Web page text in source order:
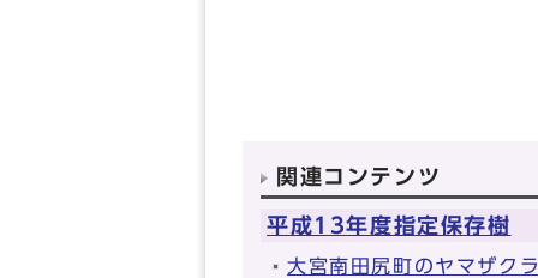
関連コンテンツ
平成13年度指定保存樹
大宮南田尻町のヤマザクラ